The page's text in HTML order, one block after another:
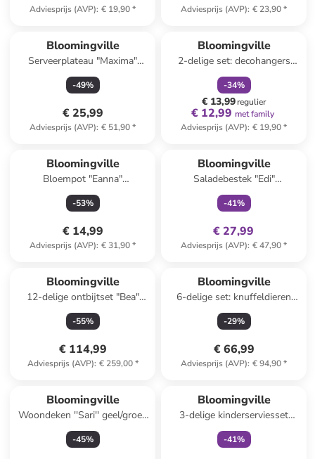
Adviesprijs (AVP): € 19,90* Adviesprijs (AVP): € 23,90*
Bloomingville
Serveerplateau "Maxima"
blauw/geel - (L)29 x (B)16,5
cm
-49%
€ 25,99
Adviesprijs (AVP): € 51,90*
Bloomingville
2-delige set: decohangers
"Griselda" wit - (L)11,5 cm
-34%
€ 13,99regulier
€ 12,99 met family
Adviesprijs (AVP): € 19,90*
Bloomingville
Bloempot "Eanna"
wit/meerkleurig - (H)8 x Ø
12,5 cm
-53%
€ 14,99
Adviesprijs (AVP): € 31,90*
Bloomingville
Saladebestek "Edi"
goudkleurig - (L)26,5 cm
-41%
€ 27,99
Adviesprijs (AVP): € 47,90*
Bloomingville
12-delige ontbijtset "Bea"
crème/zwart
-55%
€ 114,99
Adviesprijs (AVP): € 259,00*
Bloomingville
6-delige set: knuffeldieren
"Animal Friends" - vanaf de
geboorte
-29%
€ 66,99
Adviesprijs (AVP): € 94,90*
Bloomingville
Woondeken ''Sari'' geel/groen
- (L)150 x (B)130 cm
-45%
Bloomingville
3-delige kinderserviesset
"Sweets" crème/lichtroze
-41%